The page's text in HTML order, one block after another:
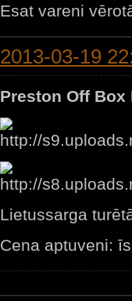
Esat vareni
2013-03-19
Preston Off
Lietussarga
Cena aptuveni: